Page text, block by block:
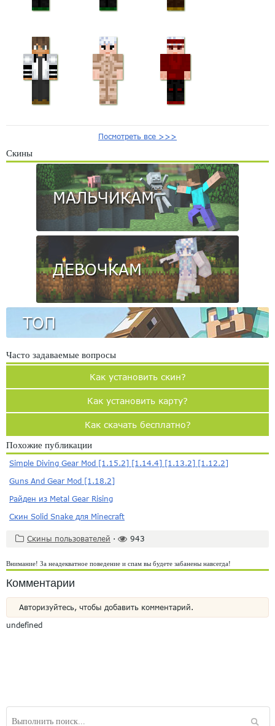
Посмотреть все >>>
Скины
МАЛЬЧИКАМ
ДЕВОЧКАМ
ТОП
Часто задаваемые вопросы
Как установить скин?
Как установить карту?
Как скачать бесплатно?
Похожие публикации
Simple Diving Gear Mod [1.15.2] [1.14.4] [1.13.2] [1.12.2]
Guns And Gear Mod [1.18.2]
Райден из Metal Gear Rising
Скин Solid Snake для Minecraft
Скины пользователей · 943
Внимание! За неадекватное поведение и спам вы будете забанены навсегда!
Комментарии
Авторизуйтесь, чтобы добавить комментарий.
undefined